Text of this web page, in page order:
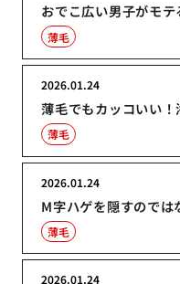
おでこ広い男子がモテ
薄毛
薄毛でもカッコいい
2026.01.24
薄毛
M字ハゲを隠すのでは
2026.01.24
薄毛
2026.01.24